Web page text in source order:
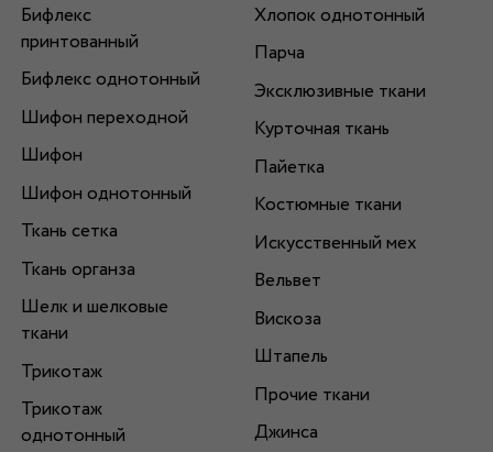
Бифлекс
принтованный
Бифлекс однотонный
Шифон переходной
Шифон
Шифон однотонный
Ткань сетка
Ткань органза
Шелк и шелковые
ткани
Трикотаж
Трикотаж
однотонный
Хлопок однотонный
Парча
Эксклюзивные ткани
Курточная ткань
Пайетка
Костюмные ткани
Искусственный мех
Вельвет
Вискоза
Штапель
Прочие ткани
Джинса